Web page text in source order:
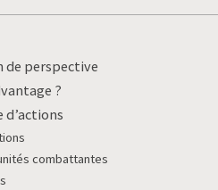
de perspective
?
combattantes